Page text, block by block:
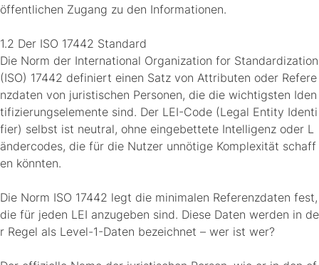
öffentlichen Zugang zu den Informationen.
1.2 Der ISO 17442 Standard
Die Norm der International Organization for Standardization
(ISO) 17442 definiert einen Satz von Attributen oder Refere
nzdaten von juristischen Personen, die die wichtigsten Iden
tifizierungselemente sind. Der LEI-Code (Legal Entity Identi
fier) selbst ist neutral, ohne eingebettete Intelligenz oder L
ändercodes, die für die Nutzer unnötige Komplexität schaff
en könnten.
Die Norm ISO 17442 legt die minimalen Referenzdaten fest,
die für jeden LEI anzugeben sind. Diese Daten werden in de
r Regel als Level-1-Daten bezeichnet – wer ist wer?